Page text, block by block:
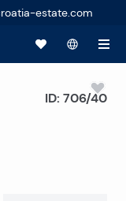
estate.com
ID: 706/40